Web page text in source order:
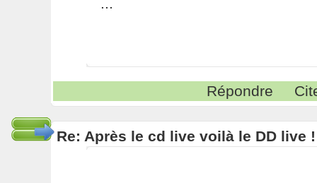
Répondre
Re: Après le cd live voilà le DD live !